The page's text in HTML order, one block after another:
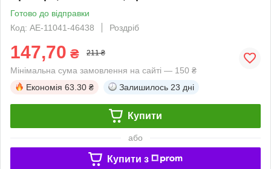
Готово до відправки
Код: AE-11041-46438
Роздріб
147,70 ₴ 211 ₴
Мінімальна сума замовлення на сайті — 150 ₴
Економія 63.30 ₴ Залишилось 23 дні
Купити
або
Купити з